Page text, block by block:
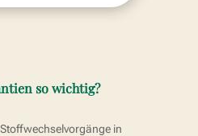
so wichtig?
in